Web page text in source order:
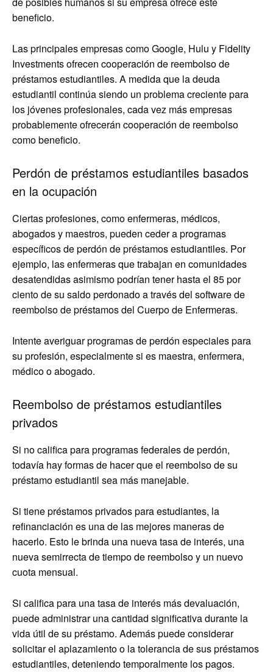
beneficio.
Las principales empresas como Google, Hulu y Fidelity
Investments ofrecen cooperación de reembolso de
préstamos estudiantiles. A medida que la deuda
estudiantil continúa siendo un problema creciente para
los jóvenes profesionales, cada vez más empresas
probablemente ofrecerán cooperación de reembolso
como beneficio.
Perdón de préstamos estudiantiles basados
en la ocupación
Ciertas profesiones, como enfermeras, médicos,
abogados y maestros, pueden ceder a programas
específicos de perdón de préstamos estudiantiles. Por
ejemplo, las enfermeras que trabajan en comunidades
desatendidas asimismo podrían tener hasta el 85 por
ciento de su saldo perdonado a través del software de
reembolso de préstamos del Cuerpo de Enfermeras.
Intente averiguar programas de perdón especiales para
su profesión, especialmente si es maestra, enfermera,
médico o abogado.
Reembolso de préstamos estudiantiles
privados
Si no califica para programas federales de perdón,
todavía hay formas de hacer que el reembolso de su
préstamo estudiantil sea más manejable.
Si tiene préstamos privados para estudiantes, la
refinanciación es una de las mejores maneras de
hacerlo. Esto le brinda una nueva tasa de interés, una
nueva semirrecta de tiempo de reembolso y un nuevo
cuota mensual.
Si califica para una tasa de interés más devaluación,
puede administrar una cantidad significativa durante la
vida útil de su préstamo. Además puede considerar
solicitar el aplazamiento o la tolerancia de sus préstamos
estudiantiles, deteniendo temporalmente los pagos.